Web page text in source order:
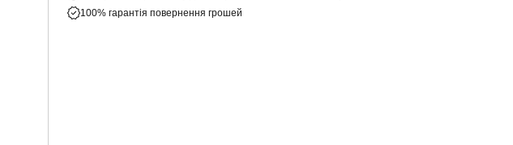
100% гарантія повернення грошей